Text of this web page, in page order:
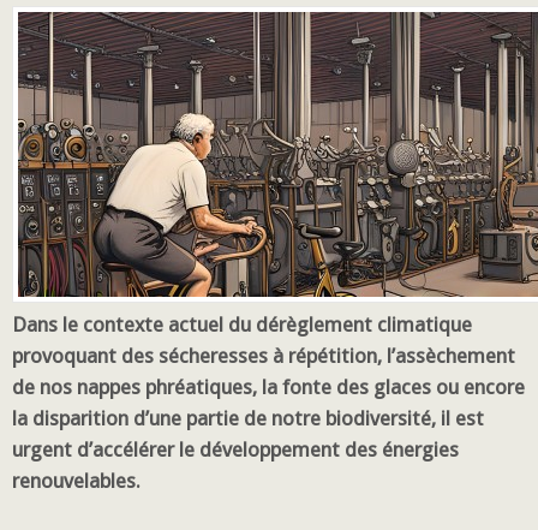
Dans le contexte actuel du dérèglement climatique
provoquant des sécheresses à répétition, l’assèchement
de nos nappes phréatiques, la fonte des glaces ou encore
la disparition d’une partie de notre biodiversité, il est
urgent d’accélérer le développement des énergies
renouvelables.